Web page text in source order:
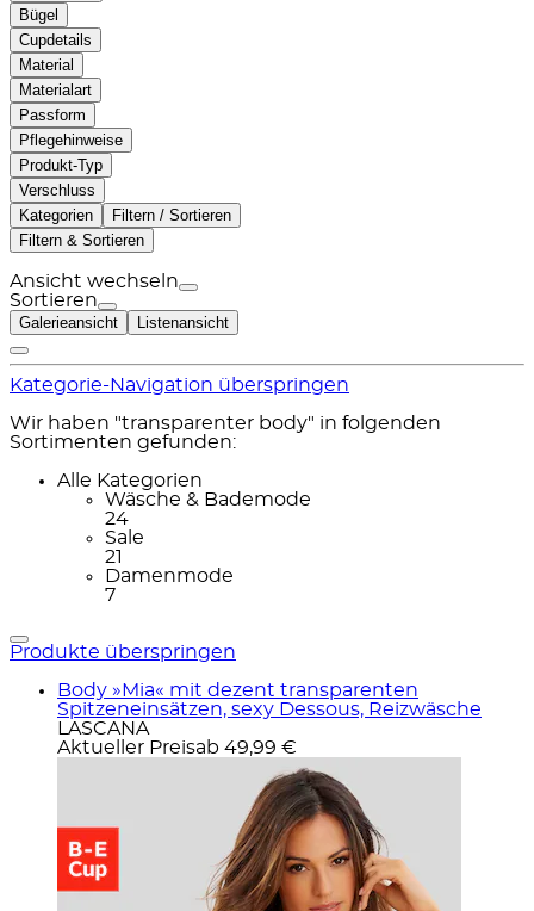
Bügel
Cupdetails
Material
Materialart
Passform
Pflegehinweise
Produkt-Typ
Verschluss
Kategorien
Filtern / Sortieren
Filtern & Sortieren
Ansicht wechseln
Sortieren
Galerieansicht Listenansicht
Kategorie-Navigation überspringen
Wir haben "transparenter body" in folgenden
Sortimenten gefunden:
Alle Kategorien
Wäsche & Bademode
24
Sale
21
Damenmode
7
Produkte überspringen
Body »Mia« mit dezent transparenten
Spitzeneinsätzen, sexy Dessous, Reizwäsche
LASCANA
Aktueller Preisab 49,99 €